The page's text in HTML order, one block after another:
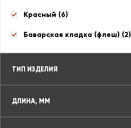
Красный (6)
Баварская кладка (флеш) (2)
ТИП ИЗДЕЛИЯ
ДЛИНА, ММ